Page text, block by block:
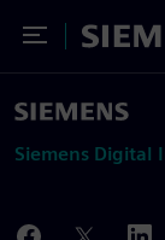
Toggle Menu
Siemens
Siemens Digital